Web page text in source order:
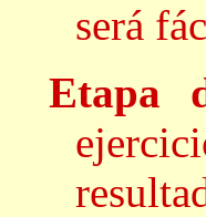
será
Etapa